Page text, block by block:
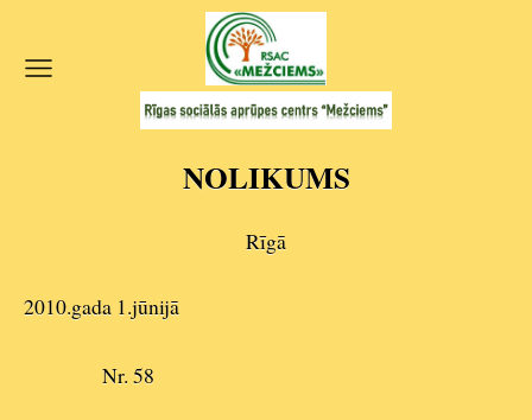
NOLIKUMS
Rīgā
2010.gada 1.jūnijā
Nr. 58